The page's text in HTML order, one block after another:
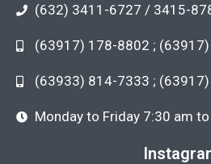
(632) 3411-6727 / 3415-
(63917) 178-8802 ;
(63933) 814-7333 ;
Monday to Friday 7:30 am